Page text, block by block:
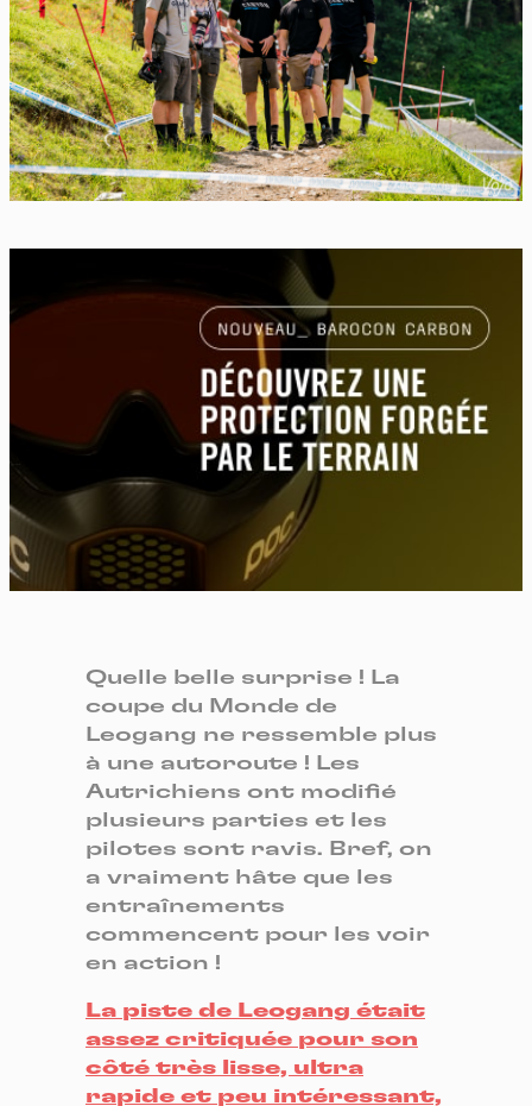
Quelle belle surprise ! La
coupe du Monde de
Leogang ne ressemble plus
à une autoroute ! Les
Autrichiens ont modifié
plusieurs parties et les
pilotes sont ravis. Bref, on
a vraiment hâte que les
entraînements
commencent pour les voir
en action !
La piste de Leogang était
assez critiquée pour son
côté très lisse, ultra
rapide et peu intéressant,